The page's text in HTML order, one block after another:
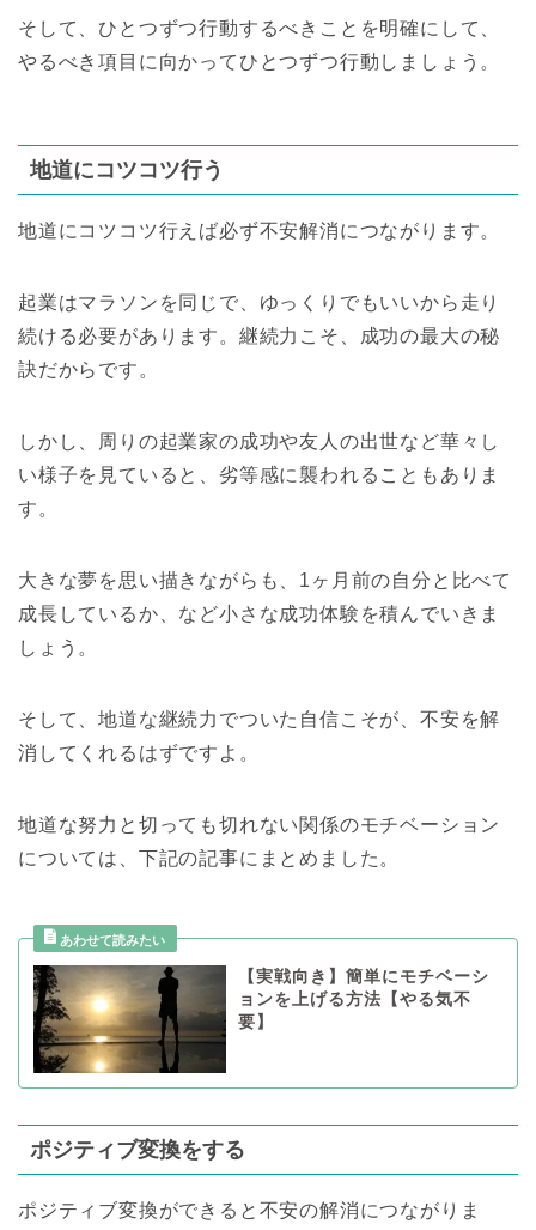
そして、ひとつずつ行動するべきことを明確にして、
やるべき項目に向かってひとつずつ行動しましょう。
地道にコツコツ行う
地道にコツコツ行えば必ず不安解消につながります。
起業はマラソンを同じで、ゆっくりでもいいから走り
続ける必要があります。継続力こそ、成功の最大の秘
訣だからです。
しかし、周りの起業家の成功や友人の出世など華々し
い様子を見ていると、劣等感に襲われることもありま
す。
大きな夢を思い描きながらも、1ヶ月前の自分と比べて
成長しているか、など小さな成功体験を積んでいきま
しょう。
そして、地道な継続力でついた自信こそが、不安を解
消してくれるはずですよ。
地道な努力と切っても切れない関係のモチベーション
については、下記の記事にまとめました。
【実戦向き】簡単にモチベーシ
ョンを上げる方法【やる気不
要】
ポジティブ変換をする
ポジティブ変換ができると不安の解消につながりま